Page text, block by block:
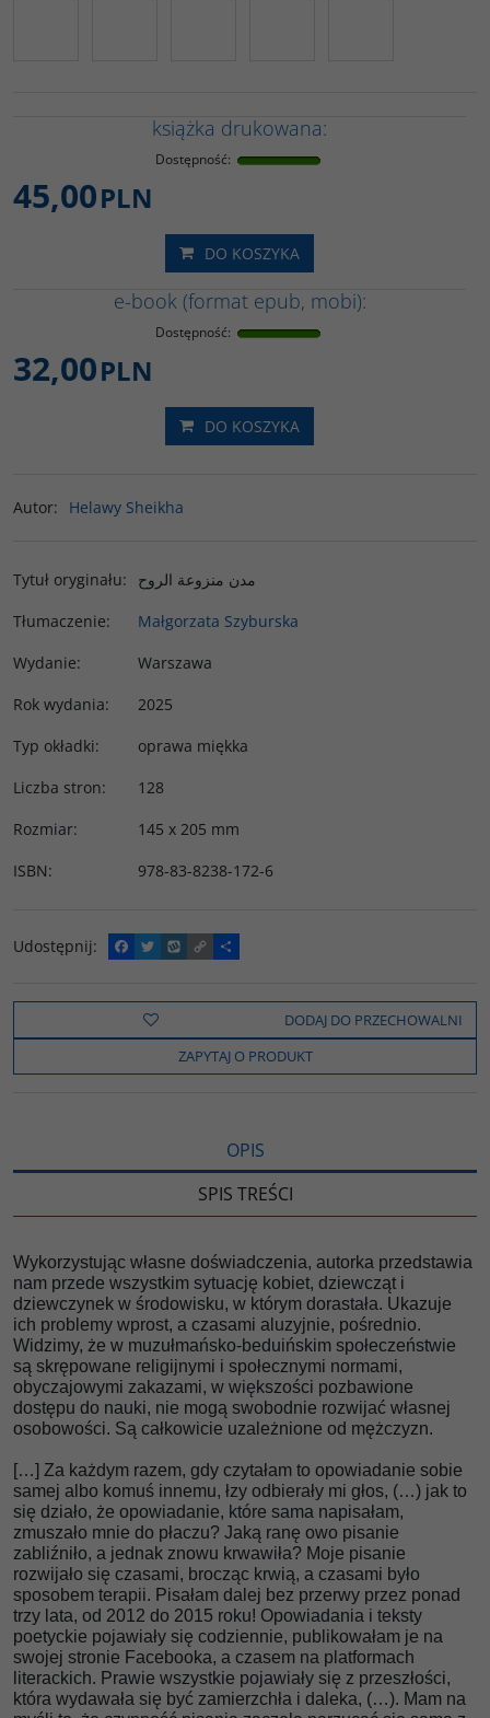
książka drukowana:
Dostępność:
45,00PLN
DO KOSZYKA
e-book (format epub, mobi):
Dostępność:
32,00PLN
DO KOSZYKA
Autor: Helawy Sheikha
Tytuł oryginału:
مدن منزوعة الروح
Tłumaczenie:
Małgorzata Szyburska
Wydanie:
Warszawa
Rok wydania:
2025
Typ okładki:
oprawa miękka
Liczba stron:
128
Rozmiar:
145 x 205 mm
ISBN: 978-83-8238-172-6
Udostępnij:
F
a
e
o
k
T
w
t
t
e
W
y
o
C
o
y
i
n
k
P
o
z
e
l
s
DODAJ DO PRZECHOWALNI
ZAPYTAJ O PRODUKT
OPIS
SPIS TREŚCI
Wykorzystując własne doświadczenia, autorka przedstawia
nam przede wszystkim sytuację kobiet, dziewcząt i
dziewczynek w środowisku, w którym dorastała. Ukazuje
ich problemy wprost, a czasami aluzyjnie, pośrednio.
Widzimy, że w muzułmańsko-beduińskim społeczeństwie
są skrępowane religijnymi i społecznymi normami,
obyczajowymi zakazami, w większości pozbawione
dostępu do nauki, nie mogą swobodnie rozwijać własnej
osobowości. Są całkowicie uzależnione od mężczyzn.
[…] Za każdym razem, gdy czytałam to opowiadanie sobie
samej albo komuś innemu, łzy odbierały mi głos, (…) jak to
się działo, że opowiadanie, które sama napisałam,
zmuszało mnie do płaczu? Jaką ranę owo pisanie
zabliźniło, a jednak znowu krwawiła? Moje pisanie
rozwijało się czasami, brocząc krwią, a czasami było
sposobem terapii. Pisałam dalej bez przerwy przez ponad
trzy lata, od 2012 do 2015 roku! Opowiadania i teksty
poetyckie pojawiały się codziennie, publikowałam je na
swojej stronie Facebooka, a czasem na platformach
literackich. Prawie wszystkie pojawiały się z przeszłości,
która wydawała się być zamierzchła i daleka, (…). Mam na